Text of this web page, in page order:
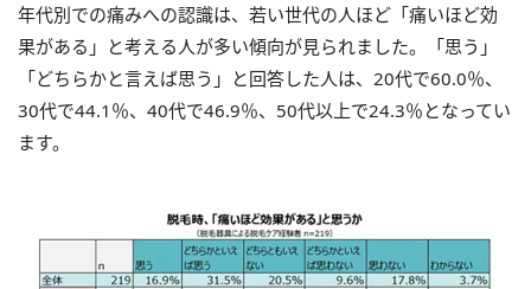
年代別での痛みへの認識は、若い世代の人ほど「痛いほど効
果がある」と考える人が多い傾向が見られました。「思う」
「どちらかと言えば思う」と回答した人は、20代で60.0％、
30代で44.1％、40代で46.9％、50代以上で24.3％となってい
ます。